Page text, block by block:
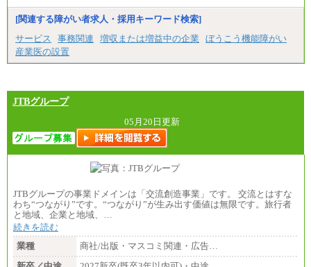
[関連する障がい者求人・採用キーワード検索]
サービス
事務関連 増収または増益中の企業
ぼうこう機能障がい
産業医の設置
JTBグループ
05月20日更新
JTBグループの事業ドメインは「交流創造事業」です。 交流とはすな
わち“つながり”です。“つながり”が生み出す価値は無限です。旅行者
と地域、企業と地域、…
続きを読む
業種
商社/出版・マスコミ関連・広告…